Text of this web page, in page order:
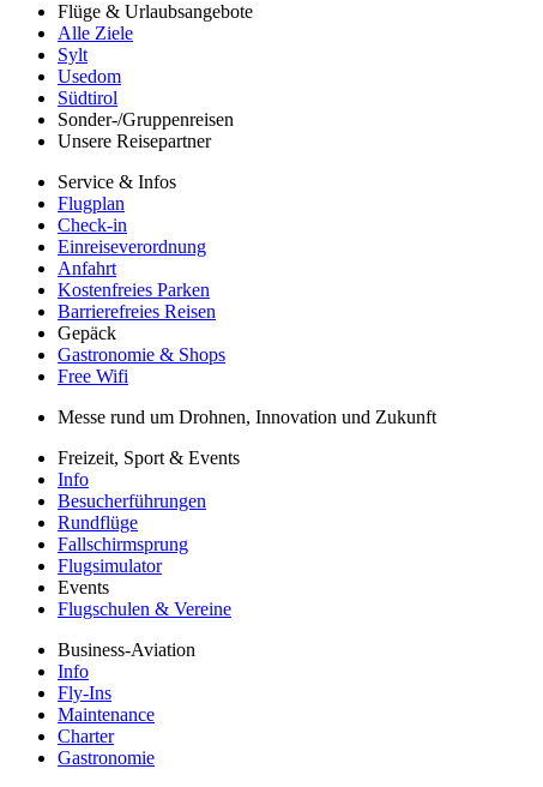
Flüge & Urlaubsangebote
Alle Ziele
Sylt
Usedom
Südtirol
Sonder-/Gruppenreisen
Unsere Reisepartner
Service & Infos
Flugplan
Check-in
Einreiseverordnung
Anfahrt
Kostenfreies Parken
Barrierefreies Reisen
Gepäck
Gastronomie & Shops
Free Wifi
Messe rund um Drohnen, Innovation und Zukunft
Freizeit, Sport & Events
Info
Besucherführungen
Rundflüge
Fallschirmsprung
Flugsimulator
Events
Flugschulen & Vereine
Business-Aviation
Info
Fly-Ins
Maintenance
Charter
Gastronomie